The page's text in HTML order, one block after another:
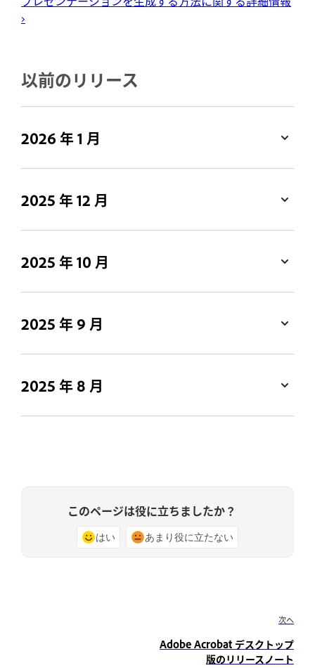
›
以前のリリース
2026 年 1 月
2025 年 12 月
2025 年 10 月
2025 年 9 月
2025 年 8 月
このページは役に立ちましたか？
はい あまり役に立たない
次へ
Adobe Acrobat デスクトップ
版のリリースノート